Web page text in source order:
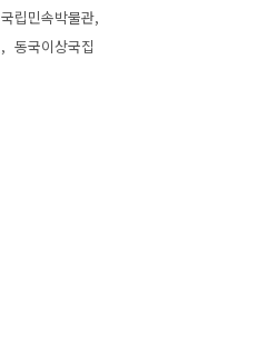
국립민속박물관
동국이상국집